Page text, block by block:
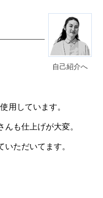
自己紹介へ
用しています。
も仕上げが大変。
ただいてます。